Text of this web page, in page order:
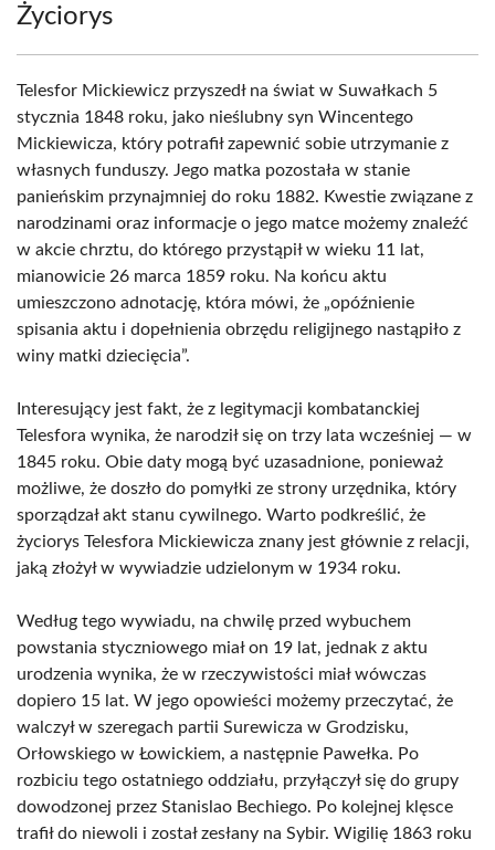
Życiorys
Telesfor Mickiewicz przyszedł na świat w Suwałkach 5
stycznia 1848 roku, jako nieślubny syn Wincentego
Mickiewicza, który potrafił zapewnić sobie utrzymanie z
własnych funduszy. Jego matka pozostała w stanie
panieńskim przynajmniej do roku 1882. Kwestie związane z
narodzinami oraz informacje o jego matce możemy znaleźć
w akcie chrztu, do którego przystąpił w wieku 11 lat,
mianowicie 26 marca 1859 roku. Na końcu aktu
umieszczono adnotację, która mówi, że „opóźnienie
spisania aktu i dopełnienia obrzędu religijnego nastąpiło z
winy matki dziecięcia”.
Interesujący jest fakt, że z legitymacji kombatanckiej
Telesfora wynika, że narodził się on trzy lata wcześniej — w
1845 roku. Obie daty mogą być uzasadnione, ponieważ
możliwe, że doszło do pomyłki ze strony urzędnika, który
sporządzał akt stanu cywilnego. Warto podkreślić, że
życiorys Telesfora Mickiewicza znany jest głównie z relacji,
jaką złożył w wywiadzie udzielonym w 1934 roku.
Według tego wywiadu, na chwilę przed wybuchem
powstania styczniowego miał on 19 lat, jednak z aktu
urodzenia wynika, że w rzeczywistości miał wówczas
dopiero 15 lat. W jego opowieści możemy przeczytać, że
walczył w szeregach partii Surewicza w Grodzisku,
Orłowskiego w Łowickiem, a następnie Pawełka. Po
rozbiciu tego ostatniego oddziału, przyłączył się do grupy
dowodzonej przez Stanislao Bechiego. Po kolejnej klęsce
trafił do niewoli i został zesłany na Sybir. Wigilię 1863 roku